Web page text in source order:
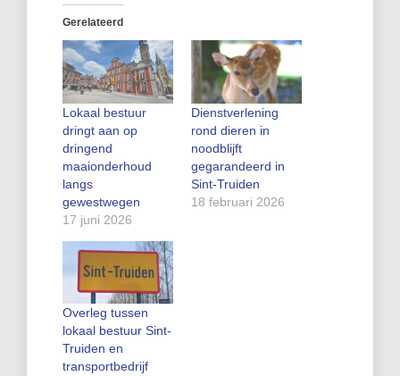
Gerelateerd
Lokaal bestuur
dringt aan op
dringend
maaionderhoud
langs
gewestwegen
17 juni 2026
Dienstverlening
rond dieren in
noodblijft
gegarandeerd in
Sint-Truiden
18 februari 2026
Overleg tussen
lokaal bestuur Sint-
Truiden en
transportbedrijf